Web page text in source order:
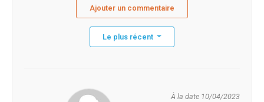
Ajouter un commentaire
Le plus récent
À la date 10/04/2023